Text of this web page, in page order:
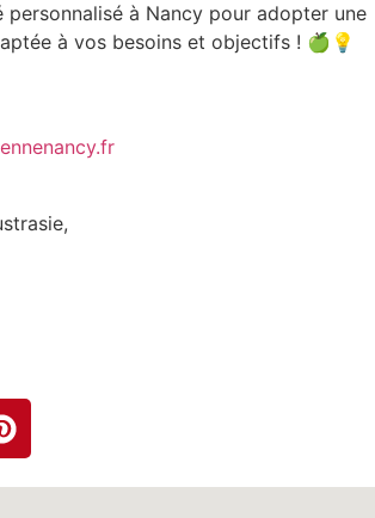
personnalisé à Nancy pour adopter une
à vos besoins et objectifs ! 🍏💡